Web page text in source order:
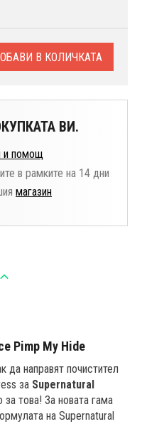
В КОЛИЧКАТА
ВИ.
и помощ
в рамките на 14 дни
магазин
Pimp My Hide
да направят почистител
за Supernatural
за това! За новата гама
на Supernatural